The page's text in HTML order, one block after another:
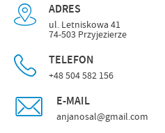
ADRES
ul. Letniskowa 41
74-503 Przyjezierze
TELEFON
+48 504 582 156
E-MAIL
anjanosal@gmail.com